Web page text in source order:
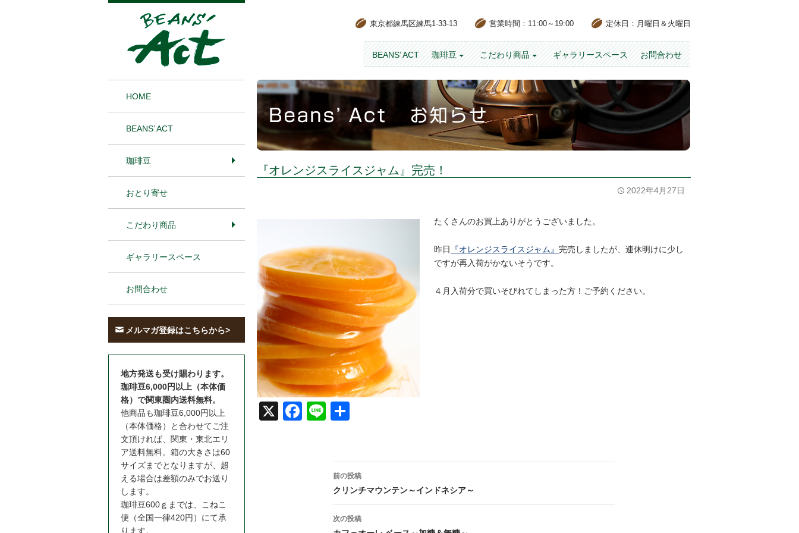
東京都練馬区練馬1-33-13 営業時間：11:00～19:00 定休日：月曜日＆火曜日
BEANS’ ACT 珈琲豆 こだわり商品 ギャラリースペース お問合わせ
『オレンジスライスジャム』完売！
2022年4月27日
たくさんのお買上ありがとうございました。
昨日 『オレンジスライスジャム』 完売しましたが、連休明けに少し
ですが再入荷がかないそうです。
４月入荷分で買いそびれてしまった方！ご予約ください。
Face
Line
投
稿
ナ
前の投稿
クリンチマウンテン～インドネシア～
次の投稿
HOME
BEANS’ ACT
珈琲豆
おとり寄せ
こだわり商品
ギャラリースペース
お問合わせ
メルマガ登録はこちらから>
地方発送も受け賜わります。
珈琲豆6,000円以上（本体価
格）で関東圏内送料無料。
他商品も珈琲豆6,000円以上
（本体価格）と合わせてご注
文頂ければ、関東・東北エリ
ア送料無料。箱の大きさは60
サイズまでとなりますが、超
える場合は差額のみでお送り
します。
珈琲豆600ｇまでは、こねこ
便（全国一律420円）にて承
ります。